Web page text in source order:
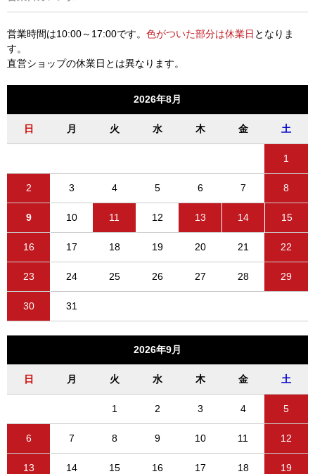
営業時間は10:00～17:00です。 色がついた部分は休業日 となりま
す。
直営ショップの休業日とは異なります。
2026年8月
日 月 火 水 木 金 土
1
2 3 4 5 6 7 8
9 10 11 12 13 14 15
16 17 18 19 20 21 22
23 24 25 26 27 28 29
30 31
2026年9月
日 月 火 水 木 金 土
1 2 3 4 5
6 7 8 9 10 11 12
13 14 15 16 17 18 19